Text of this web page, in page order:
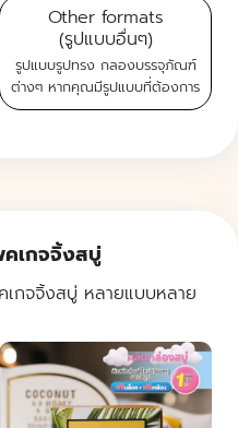
Other formats
(รูปแบบอื่นๆ)
รูปแบบรูปทรง กลองบรรจุภัณฑ์
ต่างๆ หากคุณมีรูปแบบที่ต้องการ
เกจจิ้งสบู่
กจจิ้งสบู่ หลายแบบหลาย